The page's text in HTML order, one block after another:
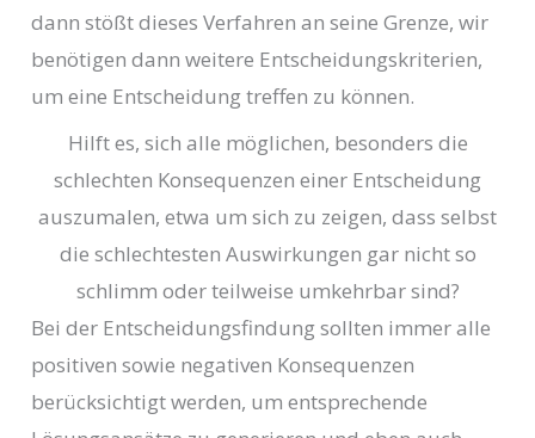
dann stößt dieses Verfahren an seine Grenze, wir
benötigen dann weitere Entscheidungskriterien,
um eine Entscheidung treffen zu können.
Hilft es, sich alle möglichen, besonders die
schlechten Konsequenzen einer Entscheidung
auszumalen, etwa um sich zu zeigen, dass selbst
die schlechtesten Auswirkungen gar nicht so
schlimm oder teilweise umkehrbar sind?
Bei der Entscheidungsfindung sollten immer alle
positiven sowie negativen Konsequenzen
berücksichtigt werden, um entsprechende